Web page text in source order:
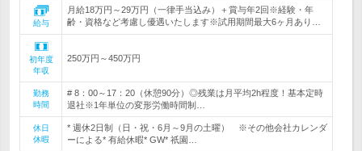
給与
月給18万円～29万円（一律手当込み）＋賞与年2回※経験・年
齢・資格など考慮し優遇いたします※試用期間最大6ヶ月あり…
初年度
年収
250万円～450万円
勤務
時間
# 8：00～17：20（休憩90分）◎残業は月平均2h程度！基本定時
退社※1年単位の変形労働時間制…
休日
休暇
* 週休2日制（日・祝・6月～9月の土曜） ※その他会社カレンダ
ーによる* 有給休暇* GW* 祇園…